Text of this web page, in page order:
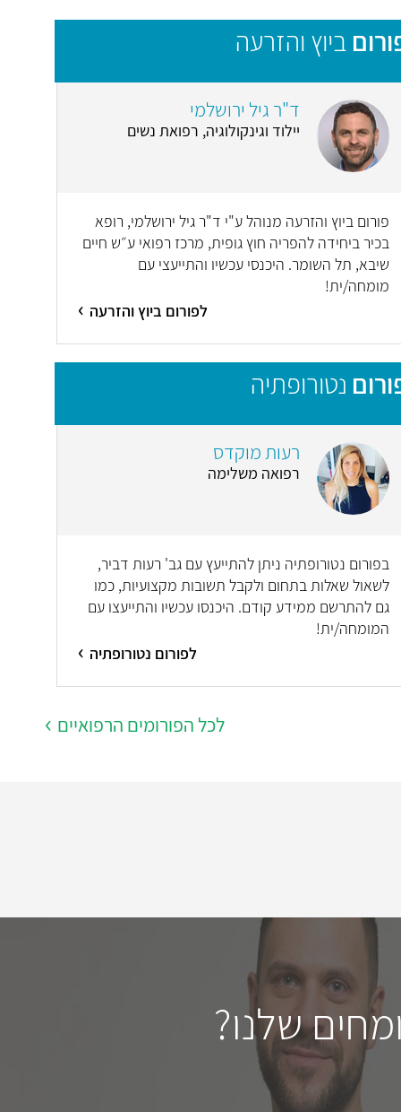
ביוץ והזרעה
ד"ר גיל ירושלמי
יילוד וגינקולוגיה, רפואת נשים
פורום ביוץ והזרעה מנוהל ע"י ד"ר גיל ירושלמי, רופא
בכיר ביחידה להפריה חוץ גופית, מרכז רפואי ע״ש חיים
שיבא, תל השומר. היכנסי עכשיו והתייעצי עם
מומחה/ית!
לפורום ביוץ והזרעה
נטורופתיה
רעות מוקדס
רפואה משלימה
בפורום נטורופתיה ניתן להתייעץ עם גב' רעות דביר,
לשאול שאלות בתחום ולקבל תשובות מקצועיות, כמו
גם להתרשם ממידע קודם. היכנסו עכשיו והתייעצו עם
המומחה/ית!
לפורום נטורופתיה
לכל הפורומים הרפואיים
שלנו?